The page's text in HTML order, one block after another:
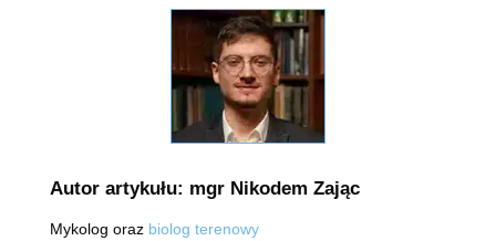
Autor artykułu: mgr Nikodem Zając
Mykolog oraz biolog terenowy